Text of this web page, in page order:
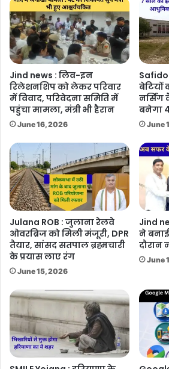
Jind news : लिव-इन
रिलेशनशिप को लेकर परिवार
में विवाद, परिवेदना समिति में
पहुंचा मामला, मंत्री भी हैरान
June 16, 2026
बनेगा
June
Julana ROB : जुलाना रेलवे
ओवरब्रिज को मिली मंजूरी, DPR
तैयार, सांसद सतपाल ब्रह्मचारी
के प्रयास लाए रंग
June 15, 2026
Jind
ने
दौरान
June